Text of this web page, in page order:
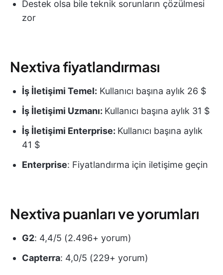
Destek olsa bile teknik sorunların çözülmesi
zor
Nextiva fiyatlandırması
İş İletişimi Temel: Kullanıcı başına aylık 26 $
İş İletişimi Uzmanı: Kullanıcı başına aylık 31 $
İş İletişimi Enterprise: Kullanıcı başına aylık
41 $
Enterprise: Fiyatlandırma için iletişime geçin
Nextiva puanları ve yorumları
G2: 4,4/5 (2.496+ yorum)
Capterra: 4,0/5 (229+ yorum)